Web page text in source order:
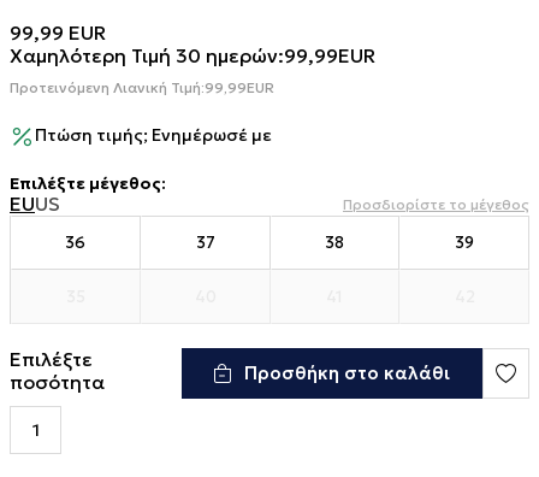
99,99 EUR
Χαμηλότερη Τιμή 30 ημερών:99,99EUR
Προτεινόμενη Λιανική Τιμή:99,99EUR
Πτώση τιμής; Ενημέρωσέ με
Επιλέξτε μέγεθος:
EUUS Προσδιορίστε το μέγεθος
36 37 38 39
Επιλέξτε
ποσότητα
Προσθήκη στο καλάθι